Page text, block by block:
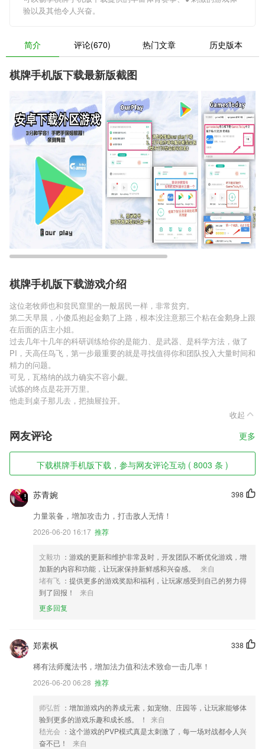
验以及其他令人兴奋。
简介 评论(670) 热门文章 历史版本
棋牌手机版下载最新版截图
棋牌手机版下载游戏介绍
这位老牧师也和贫民窟里的一般居民一样，非常贫穷。
第二天早晨，小傻瓜抱起金鹅了上路，根本没注意那三个粘在金鹅身上跟
在后面的店主小姐。
过去几年十几年的科研训练给你的是能力、是武器、是科学方法，做了
PI，天高任鸟飞，第一步最重要的就是寻找值得你和团队投入大量时间和
精力的问题。
可见，瓦格纳的战力确实不容小觑。
试炼的终点是花开万里。
他走到桌子那儿去，把抽屉拉开。
收起
网友评论 更多
下载棋牌手机版下载，参与网友评论互动 ( 8003 条 )
398
苏青婉
力量装备，增加攻击力，打击敌人无情！
2026-06-20 16:17 推荐
文毅功 ：游戏的更新和维护非常及时，开发团队不断优化游戏，增
加新的内容和功能，让玩家保持新鲜感和兴奋感。
来自
堵有飞 ：提供更多的游戏奖励和福利，让玩家感受到自己的努力得
到了回报！
来自
更多回复
338
郑素枫
稀有法师魔法书，增加法力值和法术致命一击几率！
2026-06-20 06:28 推荐
师弘哲 ：增加游戏内的养成元素，如宠物、庄园等，让玩家能够体
验到更多的游戏乐趣和成长感。 ！
来自
嵇光会 ：这个游戏的PVP模式真是太刺激了，每一场对战都令人兴
奋不已！
来自